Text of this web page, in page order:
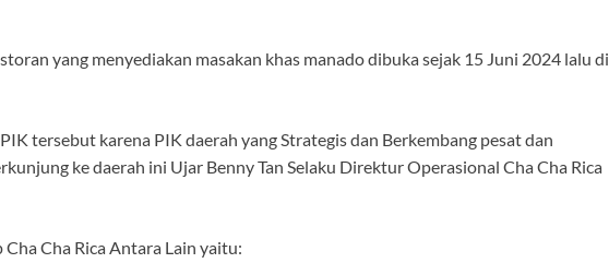
yang menyediakan masakan khas manado dibuka sejak 15 Juni 2024 lalu di
tersebut karena PIK daerah yang Strategis dan Berkembang pesat dan
ke daerah ini Ujar Benny Tan Selaku Direktur Operasional Cha Cha Rica
Cha Rica Antara Lain yaitu: